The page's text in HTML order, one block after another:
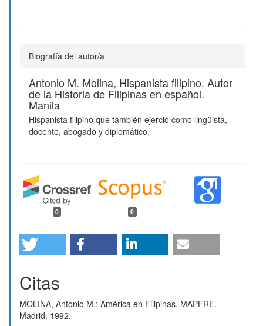
Biografía del autor/a
Antonio M. Molina, Hispanista filipino. Autor
de la Historia de Filipinas en español.
Manila
Hispanista filipino que también ejerció como lingüista,
docente, abogado y diplomático.
0 0
Citas
MOLINA, Antonio M.: América en Filipinas. MAPFRE.
Madrid. 1992.